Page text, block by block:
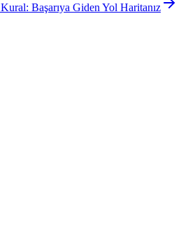
Başarıya Giden Yol Haritanız